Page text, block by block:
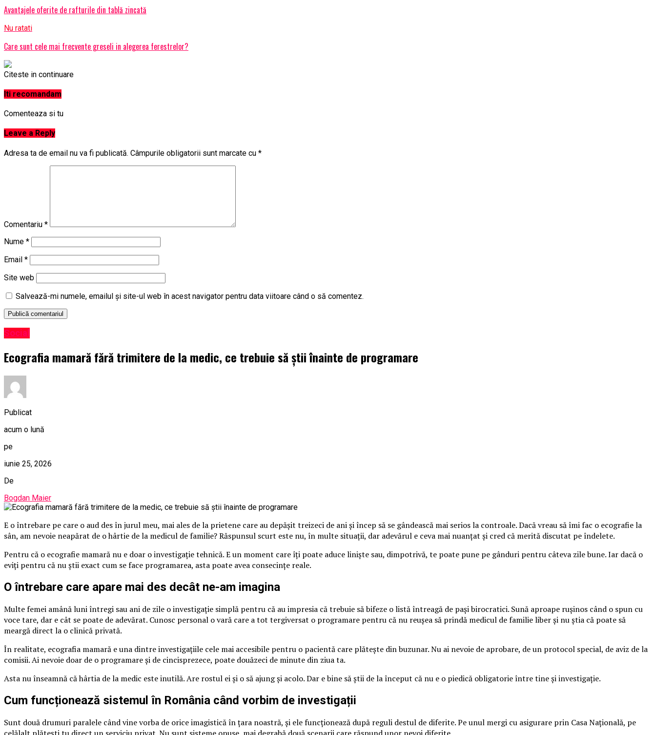
Avantajele oferite de rafturile din tablă zincată
Nu ratati
Care sunt cele mai frecvente greseli in alegerea ferestrelor?
Citeste in continuare
Iti recomandam
Comenteaza si tu
Leave a Reply
Adresa ta de email nu va fi publicată. Câmpurile obligatorii sunt marcate cu *
Comentariu *
Nume *
Email *
Site web
Salvează-mi numele, emailul și site-ul web în acest navigator pentru data viitoare când o să comentez.
Social
Ecografia mamară fără trimitere de la medic, ce trebuie să știi înainte de programare
Publicat
acum o lună
pe
iunie 25, 2026
De
Bogdan Maier
E o întrebare pe care o aud des în jurul meu, mai ales de la prietene care au depășit treizeci de ani și încep să se gândească mai serios la controale. Dacă vreau să îmi fac o ecografie la
sân, am nevoie neapărat de o hârtie de la medicul de familie? Răspunsul scurt este nu, în multe situații, dar adevărul e ceva mai nuanțat și cred că merită discutat pe îndelete.
Pentru că o ecografie mamară nu e doar o investigație tehnică. E un moment care îți poate aduce liniște sau, dimpotrivă, te poate pune pe gânduri pentru câteva zile bune. Iar dacă o
eviți pentru că nu știi exact cum se face programarea, asta poate avea consecințe reale.
O întrebare care apare mai des decât ne-am imagina
Multe femei amână luni întregi sau ani de zile o investigație simplă pentru că au impresia că trebuie să bifeze o listă întreagă de pași birocratici. Sună aproape rușinos când o spun cu
voce tare, dar e cât se poate de adevărat. Cunosc personal o vară care a tot tergiversat o programare pentru că nu reușea să prindă medicul de familie liber și nu știa că poate să
meargă direct la o clinică privată.
În realitate, ecografia mamară e una dintre investigațiile cele mai accesibile pentru o pacientă care plătește din buzunar. Nu ai nevoie de aprobare, de un protocol special, de aviz de la
comisii. Ai nevoie doar de o programare și de cincisprezece, poate douăzeci de minute din ziua ta.
Asta nu înseamnă că hârtia de la medic este inutilă. Are rostul ei și o să ajung și acolo. Dar e bine să știi de la început că nu e o piedică obligatorie între tine și investigație.
Cum funcționează sistemul în România când vorbim de investigații
Sunt două drumuri paralele când vine vorba de orice imagistică în țara noastră, și ele funcționează după reguli destul de diferite. Pe unul mergi cu asigurare prin Casa Națională, pe